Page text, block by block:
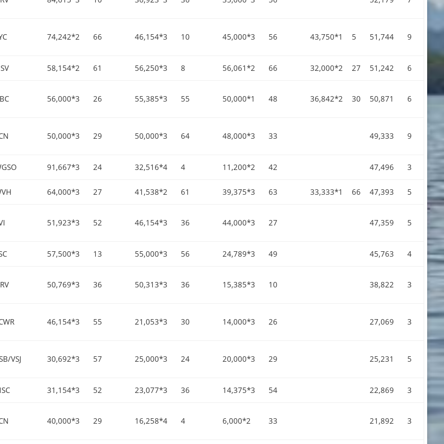
74,242*2 66 46,154*3 10 45,000*3 56 43,750*1 5 51,744 9
58,154*2 61 56,250*3 8 56,061*2 66 32,000*2 27 51,242 6
56,000*3 26 55,385*3 55 50,000*1 48 36,842*2 30 50,871 6
50,000*3 29 50,000*3 64 48,000*3 33 49,333 9
91,667*3 24 32,516*4 4 11,200*2 42 47,496 3
64,000*3 27 41,538*2 61 39,375*3 63 33,333*1 66 47,393 5
51,923*3 52 46,154*3 36 44,000*3 27 47,359 5
57,500*3 13 55,000*3 56 24,789*3 49 45,763 4
50,769*3 36 50,313*3 36 15,385*3 10 38,822 3
46,154*3 55 21,053*3 30 14,000*3 26 27,069 3
VSJ 30,692*3 57 25,000*3 24 20,000*3 29 25,231 5
31,154*3 52 23,077*3 36 14,375*3 54 22,869 3
40,000*3 29 16,258*4 4 6,000*2 33 21,892 3